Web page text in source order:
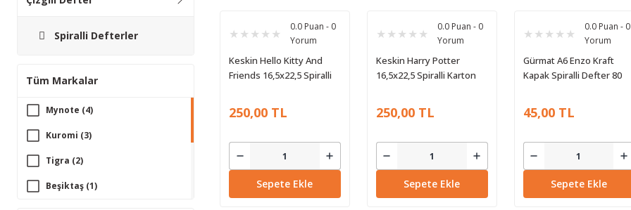
Spiralli Defterler
Tüm Markalar
Mynote (4)
Kuromi (3)
Tigra (2)
Beşiktaş (1)
0.0 Puan - 0
Yorum
Keskin Hello Kitty And
Friends 16,5x22,5 Spiralli
250,00 TL
Sepete Ekle
0.0 Puan - 0
Yorum
Keskin Harry Potter
16,5x22,5 Spiralli Karton
250,00 TL
Sepete Ekle
0.0 Puan - 0
Yorum
Gürmat A6 Enzo Kraft
Kapak Spiralli Defter 80
45,00 TL
Sepete Ekle